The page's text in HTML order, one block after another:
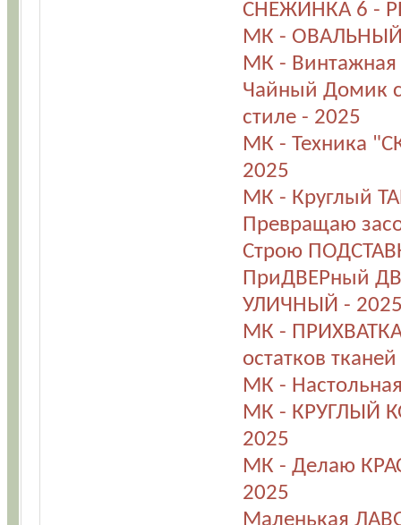
СНЕЖИНКА 6 -
МК - ОВАЛЬНЫЙ
МК -
Чайный Домик
стиле - 2025
МК - Техника
2025
МК - Круглый
Превращаю
Строю
ПриДВЕРный
УЛИЧНЫЙ -
МК -
остатков
МК -
МК - КРУГЛЫЙ
2025
МК - Делаю
2025
Маленькая